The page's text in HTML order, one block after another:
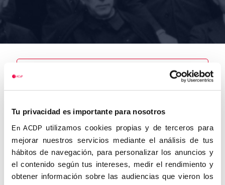
Tu privacidad es importante para nosotros
En ACDP utilizamos cookies propias y de terceros para
mejorar nuestros servicios mediante el análisis de tus
hábitos de navegación, para personalizar los anuncios y
el contenido según tus intereses, medir el rendimiento y
obtener información sobre las audiencias que vieron los
Sastre y
Sastre,
Sebastián
Autor
Fecha de
Fecha de